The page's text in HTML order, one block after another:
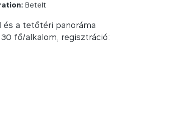
Betelt
a tetőtéri panoráma
fő/alkalom, regisztráció: